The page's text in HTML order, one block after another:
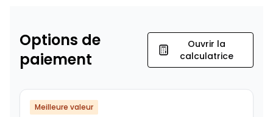
Options de
paiement
Ouvrir la
calculatrice
Meilleure valeur